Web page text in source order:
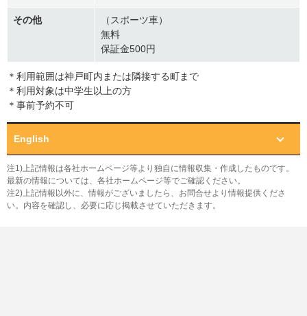
その他
（スポーツ車）
無料
保証金500円
＊利用範囲は神戸町内または隣接する町まで
＊利用対象は中学生以上の方
＊事前予約不可
English
注1)上記情報は各社ホームページ等より独自に情報収集・作成したものです。
最新の情報については、各社ホームページ等でご確認ください。
注2)上記情報以外に、情報がございましたら、お問合せより情報提供くださ
い。内容を確認し、必要に応じ掲載させていただきます。